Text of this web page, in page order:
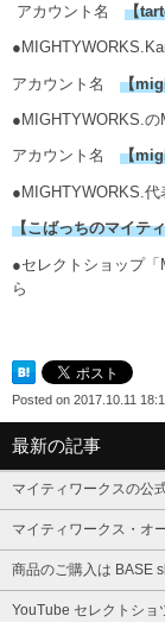
アカウント名 【
アカウント名 【
●MIGHTYWORKS.の
アカウント名 【
●MIGHTYWORKS.
【こばっちのマイテ
●セレクトショップ
ら
Posted on 2017.10.11
最新の記事
マイティワークスの公
マイティワークス・オ
商品のご購入は BASE
YouTube セレクトシ